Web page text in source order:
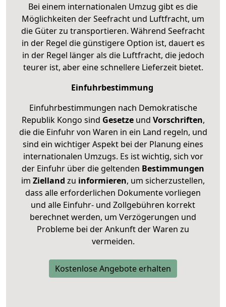
Bei einem internationalen Umzug gibt es die
Möglichkeiten der Seefracht und Luftfracht, um
die Güter zu transportieren. Während Seefracht
in der Regel die günstigere Option ist, dauert es
in der Regel länger als die Luftfracht, die jedoch
teurer ist, aber eine schnellere Lieferzeit bietet.
Einfuhrbestimmung
Einfuhrbestimmungen nach Demokratische
Republik Kongo sind Gesetzeund Vorschriften,
die die Einfuhr von Waren in ein Land regeln, und
sind ein wichtiger Aspekt bei der Planung eines
internationalen Umzugs. Es ist wichtig, sich vor
der Einfuhr über die geltenden Bestimmungen
im Zielland zu informieren, um sicherzustellen,
dass alle erforderlichen Dokumente vorliegen
und alle Einfuhr- und Zollgebühren korrekt
berechnet werden, um Verzögerungen und
Probleme bei der Ankunft der Waren zu
vermeiden.
Kostenlose Angebote erhalten